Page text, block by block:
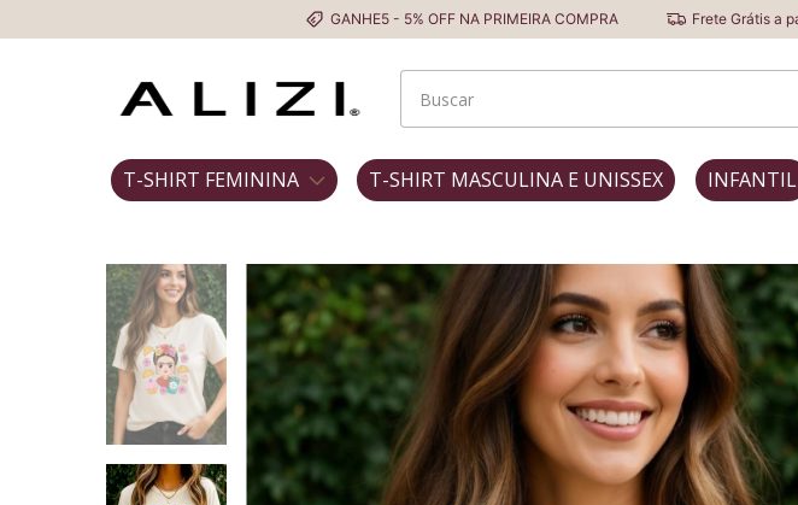
GANHE5 - 5% OFF NA PRIMEIRA COMPRA Frete Grátis a partir de R$ 229
T-SHIRT FEMININA T-SHIRT MASCULINA E UNISSEX INFANTIL